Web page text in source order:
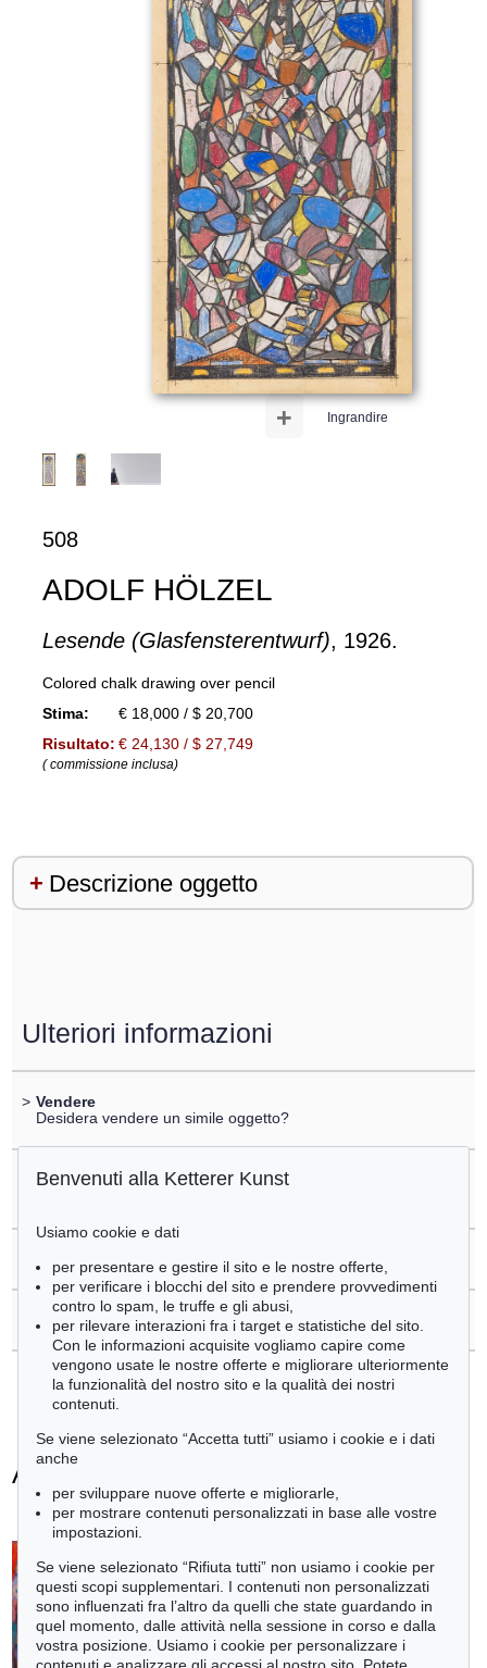
Ingrandire
+
508
ADOLF HÖLZEL
Lesende (Glasfensterentwurf), 1926.
Colored chalk drawing over pencil
Stima:
€ 18,000 / $ 20,700
Risultato: € 24,130 / $ 27,749
( commissione inclusa)
Descrizione oggetto
Ulteriori informazioni
> Vendere
Desidera vendere un simile oggetto?
Registrare di
Contattare esperti
Adolf Hölzel - Ogetti venduti
tute le offerte
Benvenuti alla Ketterer Kunst
Usiamo cookie e dati
per presentare e gestire il sito e le nostre offerte,
per verificare i blocchi del sito e prendere provvedimenti
contro lo spam, le truffe e gli abusi,
per rilevare interazioni fra i target e statistiche del sito.
Con le informazioni acquisite vogliamo capire come
vengono usate le nostre offerte e migliorare ulteriormente
la funzionalità del nostro sito e la qualità dei nostri
contenuti.
Se viene selezionato “Accetta tutti” usiamo i cookie e i dati
anche
per sviluppare nuove offerte e migliorarle,
per mostrare contenuti personalizzati in base alle vostre
impostazioni.
Se viene selezionato “Rifiuta tutti” non usiamo i cookie per
questi scopi supplementari. I contenuti non personalizzati
sono influenzati fra l’altro da quelli che state guardando in
quel momento, dalle attività nella sessione in corso e dalla
vostra posizione. Usiamo i cookie per personalizzare i